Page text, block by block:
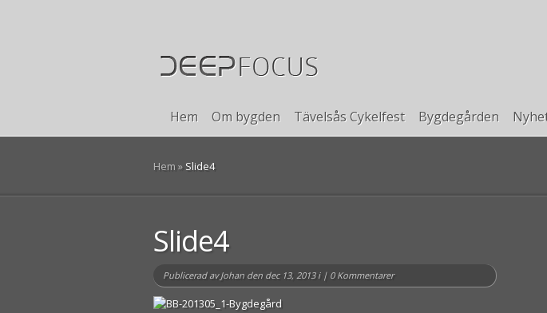
Hem Om bygden Tävelsås Cykelfest Bygdegården
Hem » Slide4
Slide4
Publicerad avJohan den dec 13, 2013 i | 0 Kommentarer